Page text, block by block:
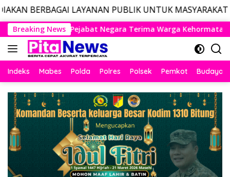
PUBLIK UNTUK MASYARAKAT, LAYANAN
Langsung
ke
konten
Breaking News
Warga Kehormatan dan Brevet Korps Marinir
Indeks Mabes Polda Polres Polsek Pemkot Budaya